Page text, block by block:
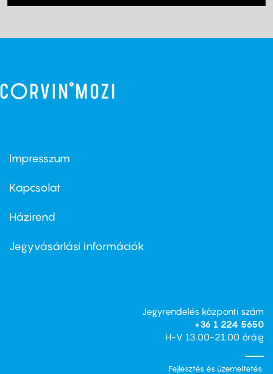
Footer
first
Impresszum
Kapcsolat
Footer
second
Házirend
Jegyvásárlási információk
Jegyrendelés központi szám
+36 1 224 5650
H-V 13.00-21.00 óráig
Fejlesztés és üzemeltetés: